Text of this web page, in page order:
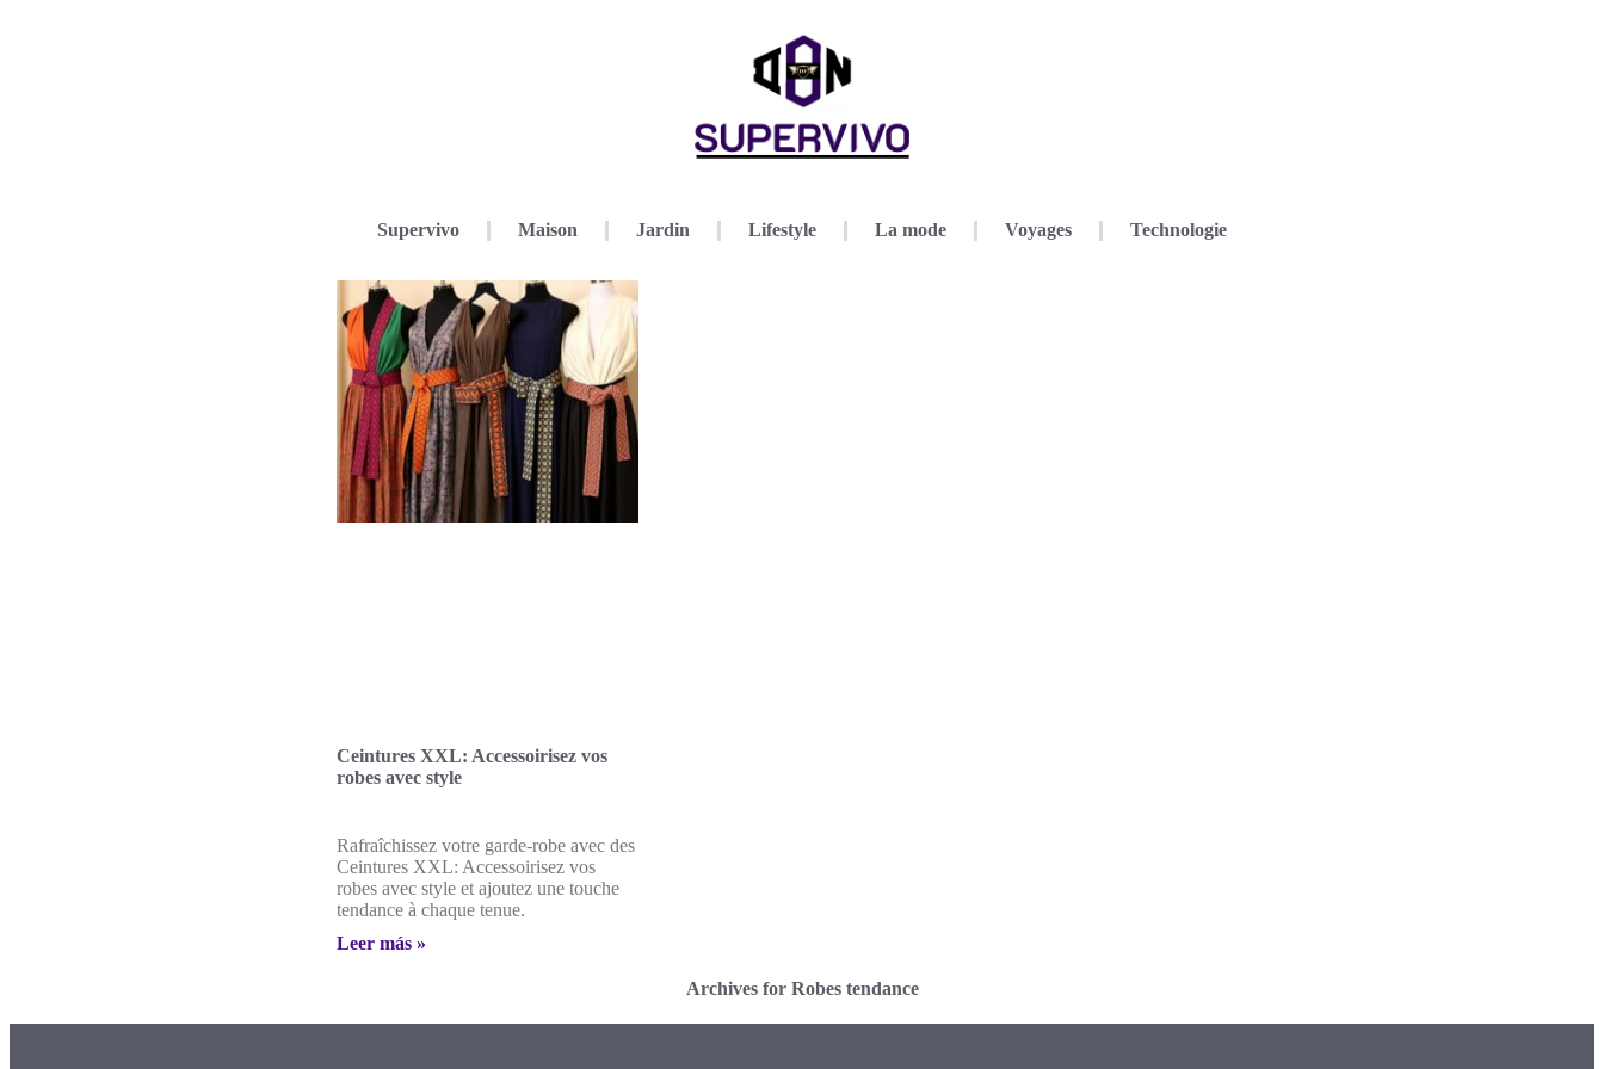
Supervivo Maison Jardin Lifestyle La mode Voyages Technologie
Ceintures XXL: Accessoirisez vos
robes avec style
Rafraîchissez votre garde-robe avec des
Ceintures XXL: Accessoirisez vos
robes avec style et ajoutez une touche
tendance à chaque tenue.
Leer más »
Archives for Robes tendance